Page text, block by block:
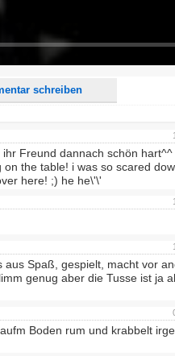
schreiben
Seite weitere Kommentare erscheinen.
Freund dannach schön
on the table! i was so scared
here! ;) he he\'\'
aus Spaß, gespielt, macht vor
genug aber die Tusse ist ja
Boden rum und krabbelt